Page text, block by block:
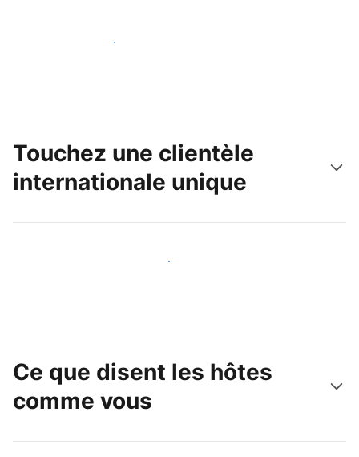
Lancez-vous dès aujourd'hui
Touchez une clientèle
internationale unique
Touchez une nouvelle clientèle dès aujourd'hui
Ce que disent les hôtes
comme vous